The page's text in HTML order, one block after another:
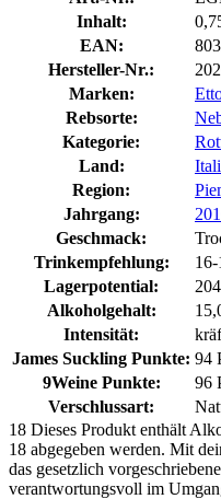
Inhalt:
EAN:
Hersteller-Nr.:
Marken:
Rebsorte:
Kategorie:
Land:
Region:
Jahrgang:
Geschmack:
Trinkempfehlung:
16-
Lagerpotential:
Alkoholgehalt:
Intensität:
James Suckling Punkte: 94
9Weine Punkte:
96
Verschlussart:
18 Dieses Produkt enthält
18 abgegeben werden. Mit
das gesetzlich
verantwortungsvoll im